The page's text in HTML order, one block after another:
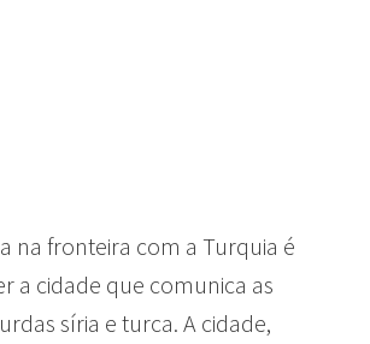
na fronteira com a Turquia é
a cidade que comunica as
síria e turca. A cidade,